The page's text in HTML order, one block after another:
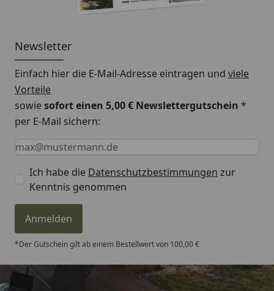
Newsletter
Einfach hier die E-Mail-Adresse eintragen und viele
Vorteile
sowiesofort einen 5,00 € Newslettergutschein *
per E-Mail sichern:
Keine Eingabe erforderlich
Eingabe erforderlich
E-Mail *
Ich habe die Datenschutzbestimmungen zur
Kenntnis genommen
Anmelden
*Der Gutschein gilt ab einem Bestellwert von 100,00 €